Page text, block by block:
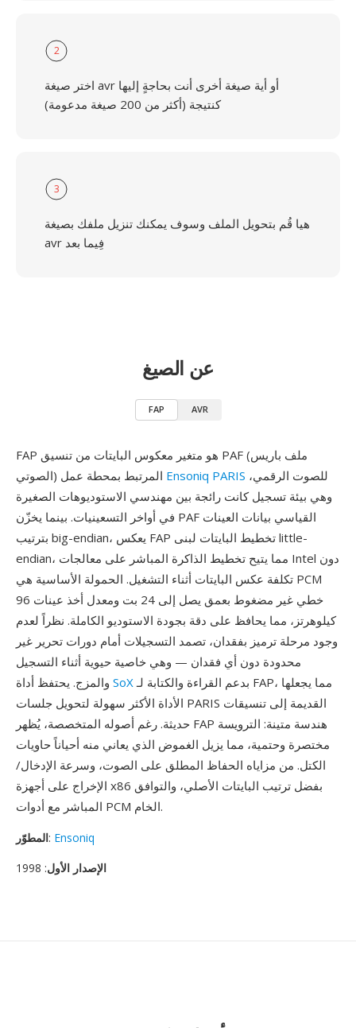
2
اختر صيغة avr أو أية صيغة أخرى أنت بحاجةٍ إليها
كنتيجة (أكثر من 200 صيغة مدعومة)
3
هيا قُم بتحويل الملف وسوف يمكنك تنزيل ملفك بصيغة
avr فِيما بعد
عن الصيغ
FAP AVR
FAP هو متغير معكوس البايتات من تنسيق PAF (ملف باريس
Ensoniq PARIS
وهي بيئة تسجيل كانت رائجة بين مهندسي الاستوديوهات الصغيرة
في أواخر التسعينيات. بينما يخزّن PAF القياسي بيانات العينات
بترتيب big-endian، يعكس FAP تخطيط البايتات لبنى little-
endian، مما يتيح تخطيط الذاكرة المباشر على معالجات Intel دون
تكلفة عكس البايتات أثناء التشغيل. الحمولة الأساسية هي PCM
خطي غير مضغوط بعمق يصل إلى 24 بت ومعدل أخذ عينات 96
كيلوهرتز، مما يحافظ على دقة بجودة الاستوديو الكاملة. نظراً لعدم
وجود مرحلة ترميز بفقدان، تصمد التسجيلات أمام دورات تحرير غير
محدودة دون أي فقدان — وهي خاصية حيوية أثناء التسجيل
SoXبدعم القراءة والكتابة لـ FAP، مما يجعلها
الأداة الأكثر سهولة لتحويل جلسات PARIS القديمة إلى تنسيقات
حديثة. رغم أصوله المتخصصة، يُظهر FAP هندسة متينة: الترويسة
مختصرة وحتمية، مما يزيل الغموض الذي يعاني منه أحياناً حاويات
الكتل. من مزاياه الحفاظ المطلق على الصوت، وسرعة الإدخال/
الإخراج على أجهزة x86 بفضل ترتيب البايتات الأصلي، والتوافق
المباشر مع أدوات PCM الخام.
المطوّر: Ensoniq
الإصدار الأول: 1998